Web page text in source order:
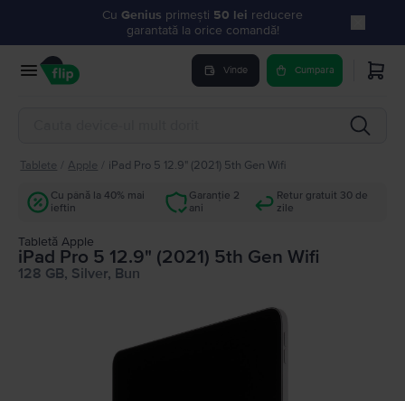
Cu Genius primești 50 lei reducere
garantată la orice comandă!
Vinde Cumpara
Tablete Apple iPad Pro 5 12.9" (2021) 5th Gen Wifi
Cu până la 40% mai
ieftin
Garanție 2
ani
Retur gratuit 30 de
zile
Tabletă Apple
iPad Pro 5 12.9" (2021) 5th Gen Wifi
128 GB, Silver, Bun